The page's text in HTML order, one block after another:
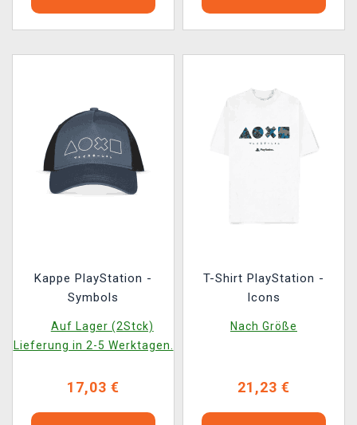
Kappe PlayStation -
Symbols
Auf Lager (2Stck)
Lieferung in 2-5 Werktagen.
17,03 €
T-Shirt PlayStation -
Icons
Nach Größe
21,23 €